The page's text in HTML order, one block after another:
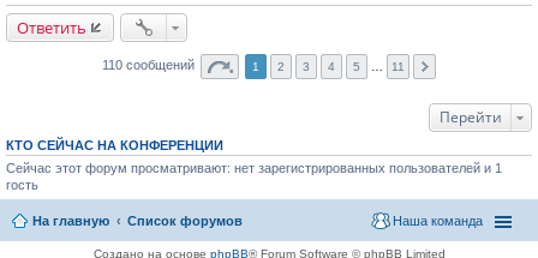
Ответить
110 сообщений 1 2 3 4 5 11
Перейти
КТО СЕЙЧАС НА КОНФЕРЕНЦИИ
Сейчас этот форум просматривают: нет зарегистрированных пользователей и 1
гость
На главную Список форумов Наша команда
Создано на основе phpBB® Forum Software © phpBB Limited